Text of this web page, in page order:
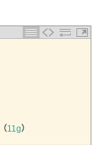
（11g）